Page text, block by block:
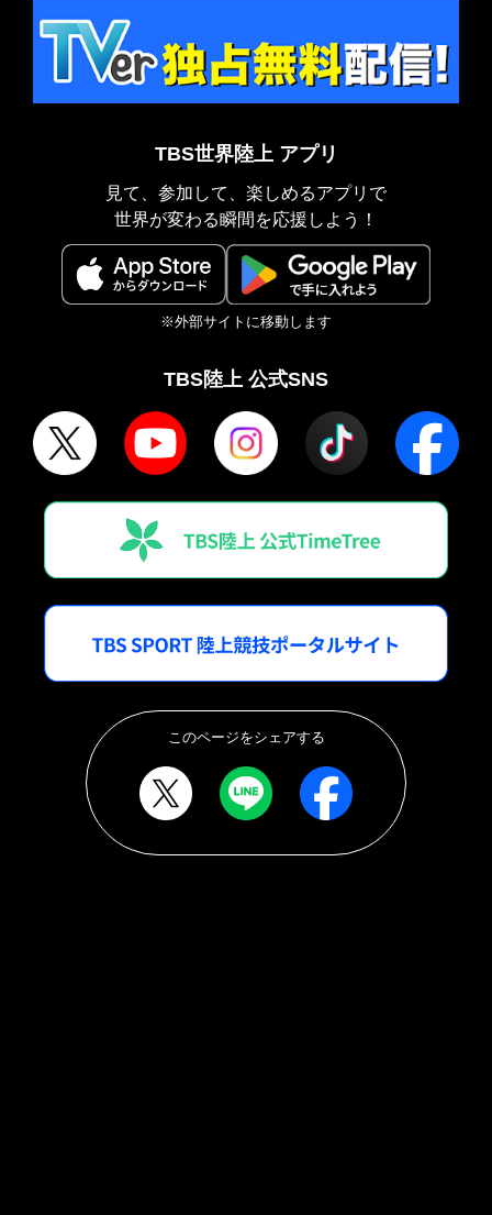
TBS世界陸上 アプリ
見て、参加して、楽しめるアプリで
世界が変わる瞬間を応援しよう！
※外部サイトに移動します
TBS陸上 公式SNS
このページをシェアする